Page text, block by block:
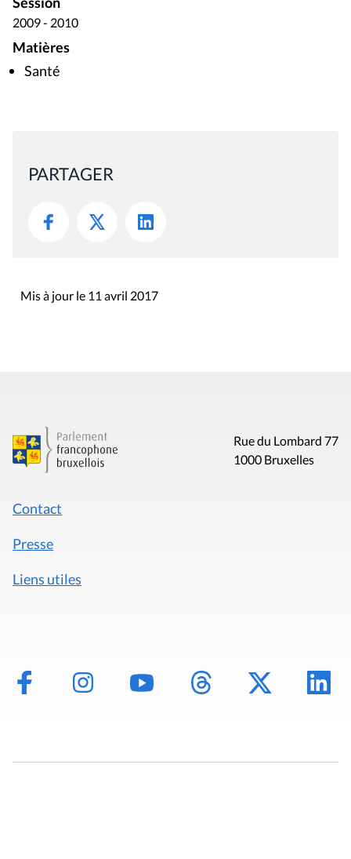
2009 - 2010
Matières
Santé
PARTAGER
Mis à jour le 11 avril 2017
Rue du Lombard 77
1000 Bruxelles
Contact
Presse
Liens utiles